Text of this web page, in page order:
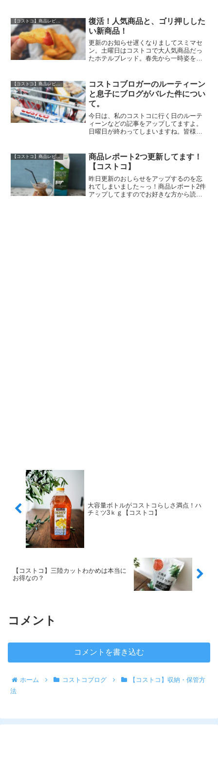
復活！人気商品と、ゴリ押しした
い新商品！
更新のお知らせ遅くなりましてスミマセ
ン。土曜日はコストコで大人気商品だっ
たホテルブレッド。春先から一時姿を消
じみマッケインのポテトなんですが新し
く登場した、マッケイン ...
【コストコ】商品レビュー
コストコブロガーのルーティーン
と息子にブログがバレた件につい
て。
今日は、私のコストコに行く日のルーテ
ィーンなどの記事をアップしてますよ。
日曜日が終わってしまいますね。皆様い
実は先日、息子に学校のPCで、私のブロ
グが発見されてしまうと...
【コストコ】商品レビュー
商品レポート2つ更新してます！
【コストコ】
昨日更新のおしらせをアップするのを忘
れてしまいました～っ！商品レポート2件
アップしてますのでお好きな方から読ん
大容量ボトルがコストコらしさ満点！ハ
チミツ3ｋｇ【コストコ】
【コストコ】三陸カットわかめは本当に
お得なの？
コメント
コメントを書き込む
ホーム コストコブログ
【コストコ】収納・保管方
法